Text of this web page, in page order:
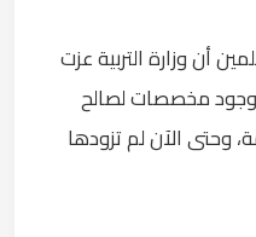
أن وزارة التربية عزت
مخصصات لصالح
وحتى الآن لم تزودها